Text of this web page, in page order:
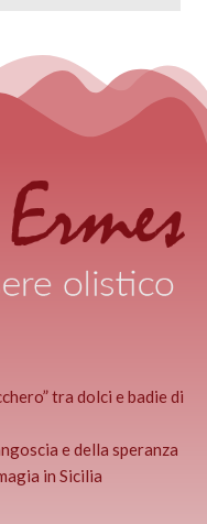
tra dolci e badie di
e della speranza
in Sicilia